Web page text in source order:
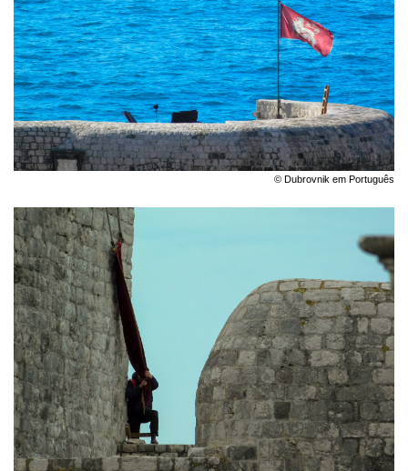
© Dubrovnik em Português